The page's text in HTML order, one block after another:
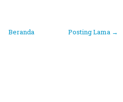
Posting Lama →
Beranda